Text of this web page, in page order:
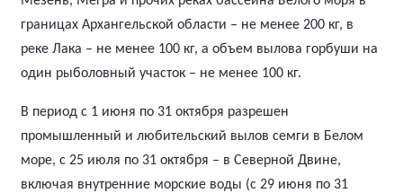
границах Архангельской области – не менее 200 кг, в
реке Лака – не менее 100 кг, а объем вылова горбуши на
один рыболовный участок – не менее 100 кг.
В период с 1 июня по 31 октября разрешен
промышленный и любительский вылов семги в Белом
море, с 25 июля по 31 октября – в Северной Двине,
включая внутренние морские воды (с 29 июня по 31